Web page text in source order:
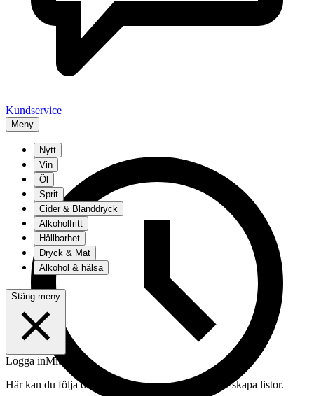
Kundservice
Meny
Nytt
Vin
Öl
Sprit
Cider & Blanddryck
Alkoholfritt
Hållbarhet
Dryck & Mat
Alkohol & hälsa
Stäng meny
Logga inMitt konto
Här kan du följa din beställning, spara drycker och skapa listor.